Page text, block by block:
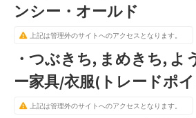
ンシー・オールド
上記は管理外のサイトへのアクセスとなります。
・つぶきち, まめきち, よ
ー家具/衣服(トレードポ
上記は管理外のサイトへのアクセスとなります。